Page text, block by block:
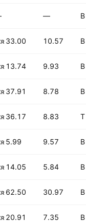
—
10.57
33.00
9.93
13.74
8.78
37.91
8.83
36.17
9.57
5.99
5.84
14.05
30.97
62.50
7.35
20.91